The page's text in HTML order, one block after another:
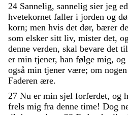
24 Sannelig, sannelig sier jeg
hvetekornet faller i jorden og
korn; men hvis det dør, bærer
som elsker sitt liv, mister det, og
denne verden, skal bevare det til
er min tjener, han følge mig, og
også min tjener være; om nogen
Faderen ære.
27 Nu er min sjel forferdet, og
frels mig fra denne time! Dog